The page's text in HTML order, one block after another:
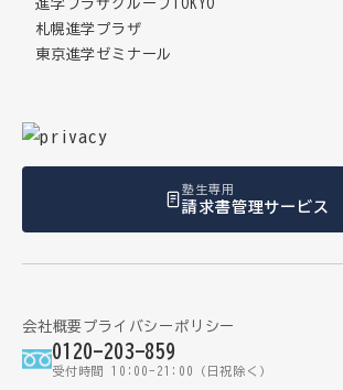
進学プラザグループTOKYO
札幌進学プラザ
東京進学ゼミナール
塾生専用
請求書管理サービス
会社概要プライバシーポリシー
0120-203-859
受付時間 10:00-21:00（日祝除く）